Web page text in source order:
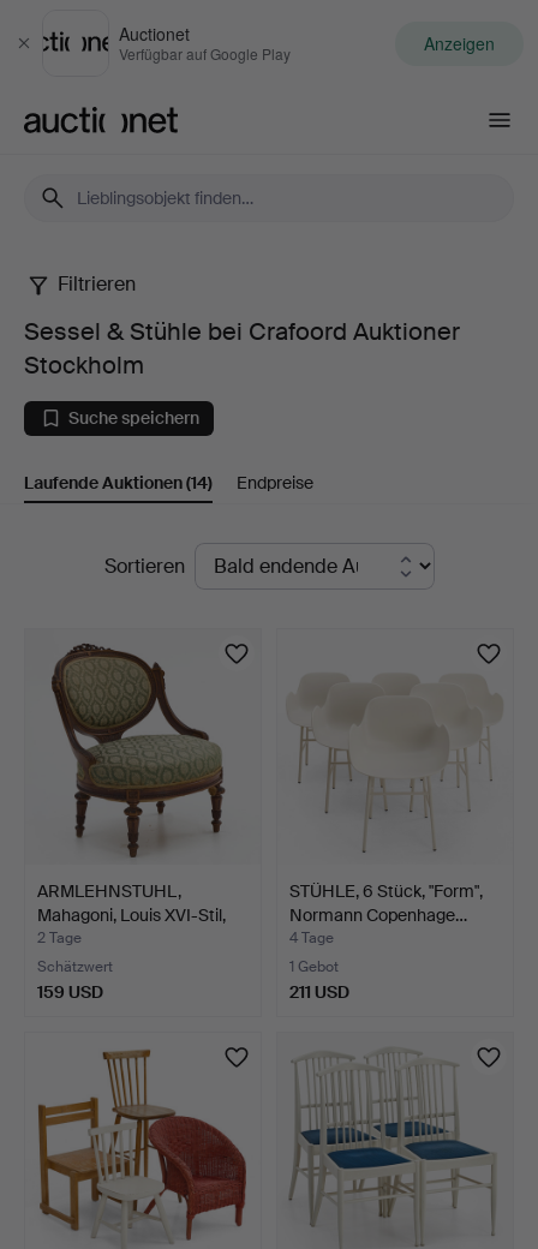
Schließen
Auctionet
Verfügbar auf Google Play Anzeigen
Sessel
Stühle
bei
Auktioner
Stockholm
Filtrieren
Sessel & Stühle bei Crafoord Auktioner
Stockholm
Suche speichern
Laufende Auktionen(14) Endpreise
LaufendeSortieren
ARMLEHNSTUHL,
Mahagoni, Louis XVI-Stil,
fr…
2 Tage
Schätzwert
159 USD
STÜHLE, 6 Stück, "Form",
Normann Copenhage…
4 Tage
1 Gebot
211 USD